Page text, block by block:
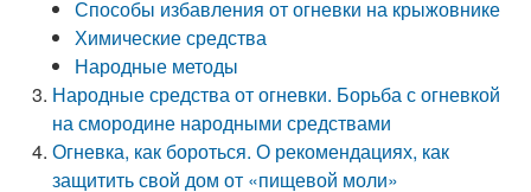
Способы избавления от огневки на крыжовнике
Химические средства
Народные методы
Народные средства от огневки. Борьба с огневкой
на смородине народными средствами
Огневка, как бороться. О рекомендациях, как
защитить свой дом от «пищевой моли»